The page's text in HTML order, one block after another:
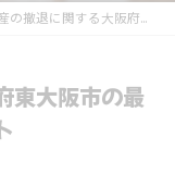
関する大阪府東大阪市の最新動向とリスク管理ポイント
東大阪市の最